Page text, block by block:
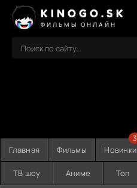
KINOGO.SK
ФИЛЬМЫ ОНЛАЙН
Главная Фильмы Новинки
3
ТВ шоу Аниме Топ